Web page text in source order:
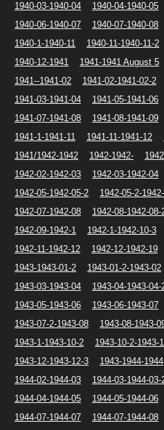
1940-03-1940-04
1940-04-1940-05
1940-06-1940-07
1940-07-1940-08
1940-1-1940-11
1940-11-1940-11-2
1940-12-1941
1941-1941 August 5
1941--1941-02
1941-02-1941-02-2
1941-03-1941-04
1941-05-1941-06
1941-07-1941-08
1941-08-1941-09
1941-1-1941-11
1941-11-1941-12
1941/1942-1942
1942-1942-
1942-02-1942-03
1942-03-1942-04
1942-05-1942-05-2
1942-05-2-
1942-07-1942-08
1942-08-1942-08-
1942-09-1942-1
1942-1-1942-10-3
1942-11-1942-12
1942-12-1942-19
1943-1943-01-2
1943-01-2-1943-02
1943-03-1943-04
1943-04-1943-04-
1943-05-1943-06
1943-06-1943-07
1943-07-2-1943-08
1943-08-1943-
1943-1-1943-10-2
1943-10-2-1943-
1943-12-1943-12-3
1943-1944-1944
1944-02-1944-03
1944-03-1944-03-
1944-04-1944-05
1944-05-1944-06
1944-07-1944-07
1944-07-1944-08